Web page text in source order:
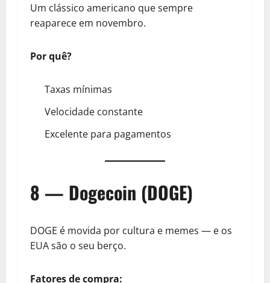
Um clássico americano que sempre
reaparece em novembro.
Por quê?
Taxas mínimas
Velocidade constante
Excelente para pagamentos
8 — Dogecoin (DOGE)
DOGE é movida por cultura e memes — e os
EUA são o seu berço.
Fatores de compra: